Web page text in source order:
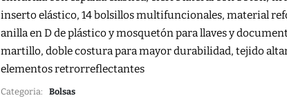
inserto elástico, 14 bolsillos multifuncionales, material
anilla en D de plástico y mosquetón para llaves y
martillo, doble costura para mayor durabilidad, tejido
elementos retrorreflectantes
Categoria: Bolsas